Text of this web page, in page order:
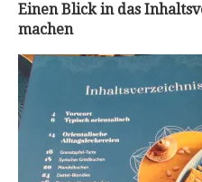
Einen Blick in das
machen